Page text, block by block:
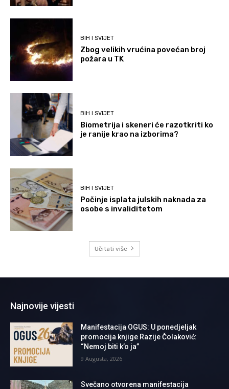
BIH I SVIJET
Zbog velikih vrućina povećan broj
požara u TK
BIH I SVIJET
Biometrija i skeneri će razotkriti ko
je ranije krao na izborima?
BIH I SVIJET
Počinje isplata julskih naknada za
osobe s invaliditetom
Učitati više
Najnovije vijesti
Manifestacija OGUS: U ponedjeljak
promocija knjige Razije Čolaković:
“Nemoj biti k’o ja”
9 Augusta, 2026
Svečano otvorena manifestacija